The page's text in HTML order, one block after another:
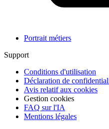
Portrait métiers
Support
Conditions d'utilisation
Déclaration de
Avis relatif aux cookies
Gestion cookies
FAQ sur l'IA
Mentions légales